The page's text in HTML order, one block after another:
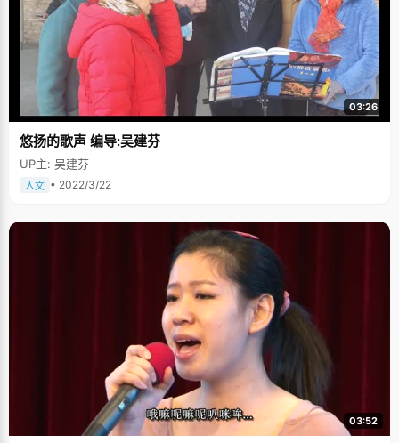
03:26
悠扬的歌声 编导:吴建芬
UP主: 吴建芬
人文 • 2022/3/22
03:52